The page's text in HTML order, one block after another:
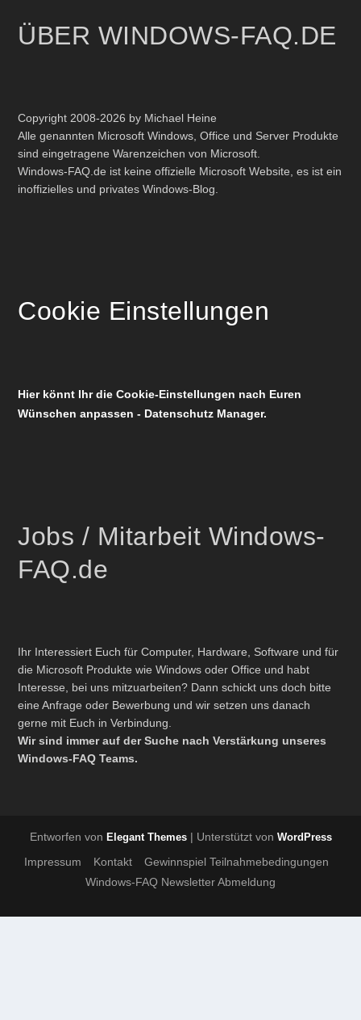
ÜBER WINDOWS-FAQ.DE
Copyright 2008-2026 by Michael Heine
Alle genannten Microsoft Windows, Office und Server Produkte
sind eingetragene Warenzeichen von Microsoft.
Windows-FAQ.de ist keine offizielle Microsoft Website, es ist ein
inoffizielles und privates Windows-Blog.
Cookie Einstellungen
Hier könnt Ihr die Cookie-Einstellungen nach Euren
Wünschen anpassen - Datenschutz Manager.
Jobs / Mitarbeit Windows-
FAQ.de
Ihr Interessiert Euch für Computer, Hardware, Software und für
die Microsoft Produkte wie Windows oder Office und habt
Interesse, bei uns mitzuarbeiten? Dann schickt uns doch bitte
eine Anfrage oder Bewerbung und wir setzen uns danach
gerne mit Euch in Verbindung.
Wir sind immer auf der Suche nach Verstärkung unseres
Windows-FAQ Teams.
Entworfen von Elegant Themes| Unterstützt von WordPress
Impressum Kontakt
Gewinnspiel Teilnahmebedingungen
Windows-FAQ Newsletter Abmeldung